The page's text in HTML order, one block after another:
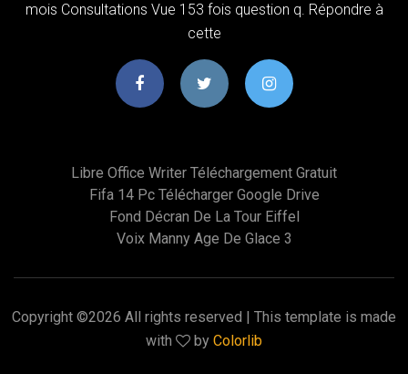
mois Consultations Vue 153 fois question q. Répondre à
cette
Libre Office Writer Téléchargement Gratuit
Fifa 14 Pc Télécharger Google Drive
Fond Décran De La Tour Eiffel
Voix Manny Age De Glace 3
Copyright ©2026 All rights reserved | This template is made
with
by Colorlib